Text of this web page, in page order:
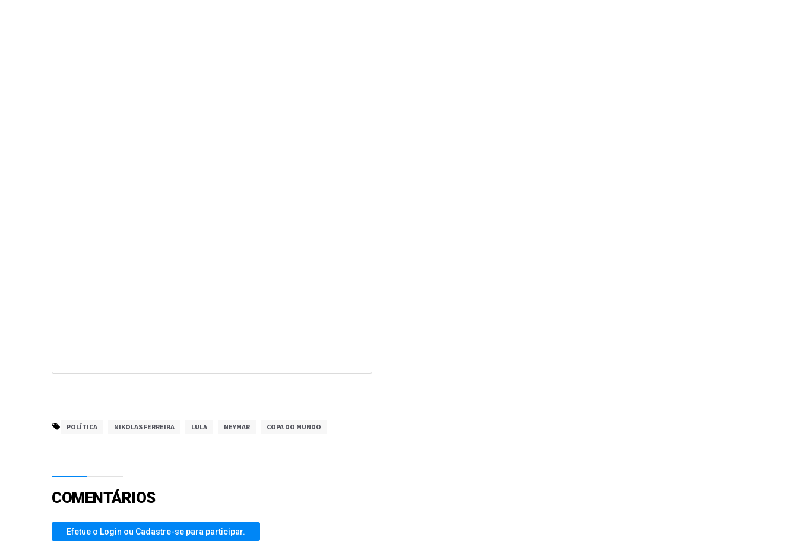
POLÍTICA NIKOLAS FERREIRA LULA NEYMAR COPA DO MUNDO
COMENTÁRIOS
Efetue o Login ou Cadastre-se para participar.